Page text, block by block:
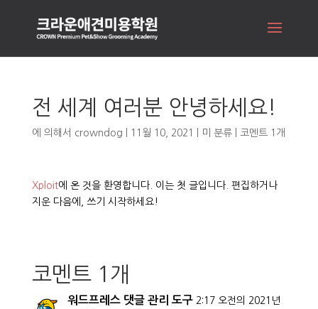
전 세계 여러분 안녕하세요!
에 의해서 crowndog 11월 10, 2021 미 분류| 코멘트 1개
Xploit에 온 것을 환영합니다. 이는 첫 글입니다. 편집하거나
지운 다음에, 쓰기 시작하세요!
코멘트 1개
워드프레스 댓글 관리 도구 2:17 오전의 2021년